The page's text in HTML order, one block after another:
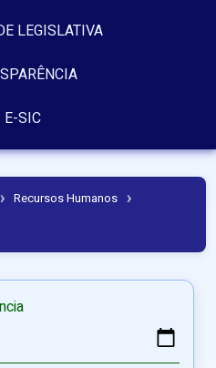
LEGISLATIVA
E-SIC
› Recursos Humanos ›